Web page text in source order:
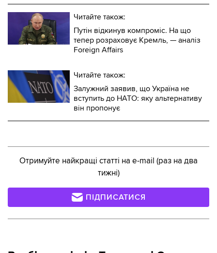
Читайте також:
Путін відкинув компроміс. На що
тепер розраховує Кремль, — аналіз
Foreign Affairs
Читайте також:
Залужний заявив, що Україна не
вступить до НАТО: яку альтернативу
він пропонує
Отримуйте найкращі статті на e-mail (раз на два
тижні)
ПІДПИСАТИСЯ